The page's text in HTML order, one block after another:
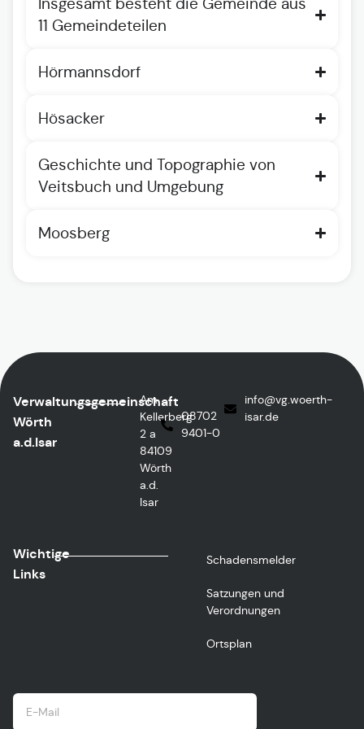
11 Gemeindeteilen
Hörmannsdorf
Hösacker
Geschichte und Topographie von
Veitsbuch und Umgebung
Moosberg
Verwaltungsgemeinschaft
Wörth
a.d.Isar
Am
Kellerberg
2 a
84109
Wörth
a.d.
Isar
08702
9401-0
info@vg.woerth-
isar.de
Wichtige
Links
Schadensmelder
Satzungen und
Verordnungen
Ortsplan